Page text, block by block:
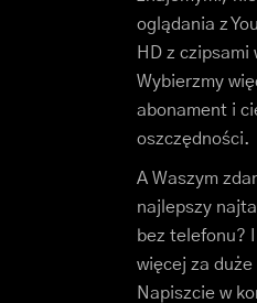
oglądania z
HD z czipsami
Wybierzmy
abonament i
oszczędności.
A Waszym
najlepszy
bez telefonu?
więcej za
Napiszcie w